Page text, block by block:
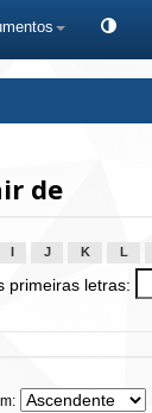
de
J K L
primeiras letras: